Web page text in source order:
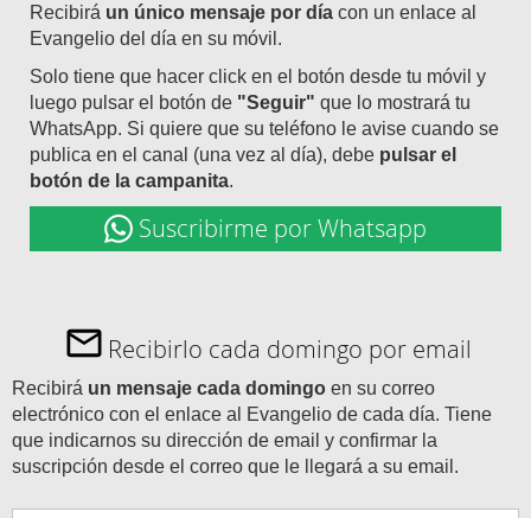
Recibirá un único mensaje por día con un enlace al
Evangelio del día en su móvil.
Solo tiene que hacer click en el botón desde tu móvil y
luego pulsar el botón de "Seguir" que lo mostrará tu
WhatsApp. Si quiere que su teléfono le avise cuando se
publica en el canal (una vez al día), debe pulsar el
botón de la campanita.
Suscribirme por Whatsapp
Recibirlo cada domingo por email
Recibirá un mensaje cada domingo en su correo
electrónico con el enlace al Evangelio de cada día. Tiene
que indicarnos su dirección de email y confirmar la
suscripción desde el correo que le llegará a su email.